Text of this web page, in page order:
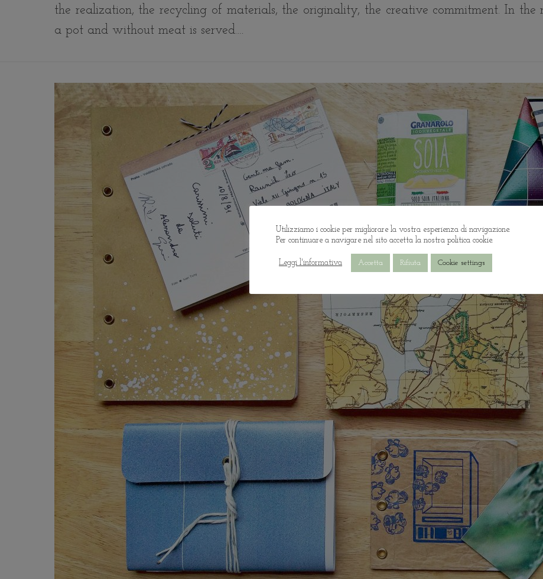
the realization, the recycling of materials, the originality, the creative commitment. In the
a pot and without meat is served.…
Utilizziamo i cookie per migliorare la vostra esperienza di navigazione.
Per continuare a navigare nel sito accetta la nostra politica cookie.
Leggi l'informativa Accetta Rifiuta Cookie settings